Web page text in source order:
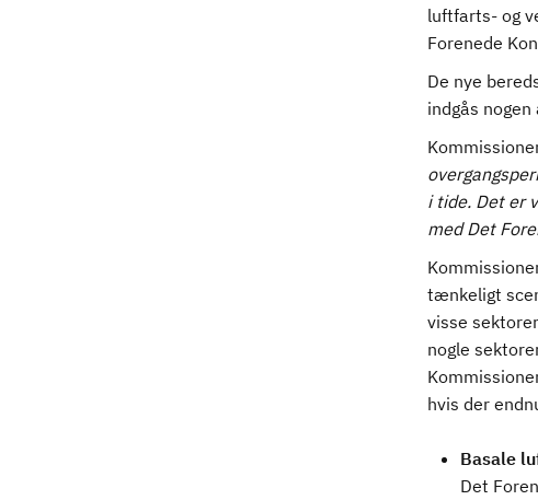
luftfarts- og
Forenede
De nye
indgås
i tide. Det er
med Det
tænkeligt
visse
nogle
hvis der
Basale
Det